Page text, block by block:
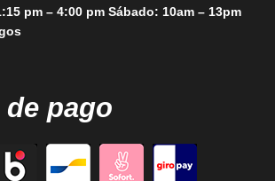
pm – 4:00 pm Sábado: 10am – 13pm
pago